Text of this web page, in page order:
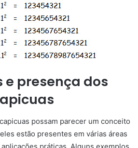
e presença dos
possam parecer um conceito
estão presentes em várias áreas
práticas. Alguns exemplos